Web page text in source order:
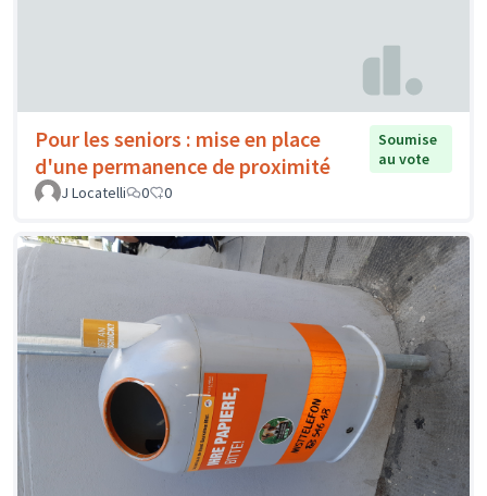
Pour les seniors : mise en place
d'une permanence de proximité
Soumise
au vote
J Locatelli
0 0